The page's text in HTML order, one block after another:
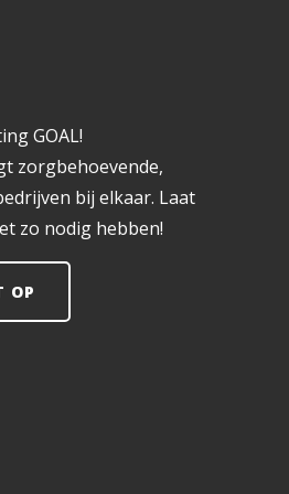
GOAL!
zorgbehoevende,
bij elkaar. Laat
zo nodig hebben!
OP